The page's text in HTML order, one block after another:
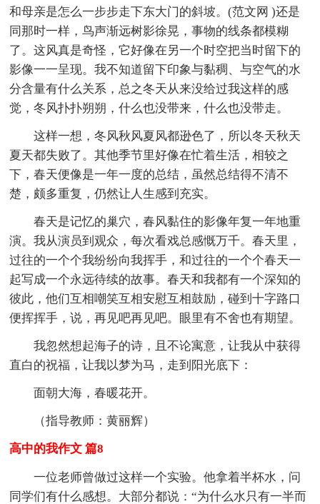
和母亲是怎么一步步走下东大门的斜坡。(范文网 )还是
同那时一样，鸟声渐远树影徐晃，事物的线条都模糊
了。这风真是奇怪，它好像在另一个时空把当时留下的
影像一一呈现。我不知道留下印象与黏稠、与空气的水
分含量有什么关系，总之冬天从来没给过我这样的感
觉，冬风扑扑朔朔，什么也没带来，什么也没带走。
这样一想，冬风秋风夏风都逊色了，所以冬天秋天
夏天都失败了。其他季节里好像在忙着生活，相较之
下，春天便像是一年一度的总结，虽然总结得不清不
楚，颇多重复，仍然让人生感到充实。
春天是记忆的巢穴，春风黏住的影像年复一年地重
演。我从演员到观众，每次看戏总感慨万千。春天里，
过往的一个个我纷纷向我挥手，和过往的一个个春天一
起写成一个永远待续的故事。春天和我都有一个深知的
彼此，他们互相嘲笑互相安慰互相鼓励，碰到十字路口
便挥挥手，说，再见吧再见吧。眼里有不舍也有期望。
我忽然想起海子的诗，且不论寓意，让我从中获得
直白的祝福，让我以梦为马，走到阳光底下：
面朝大海，春暖花开。
（指导教师：黄丽辉）
高中的我作文 篇8
一位老师曾做过这样一个实验。他拿着半杯水，问
同学们有什么感想。大部分都说：“为什么水只有一半而